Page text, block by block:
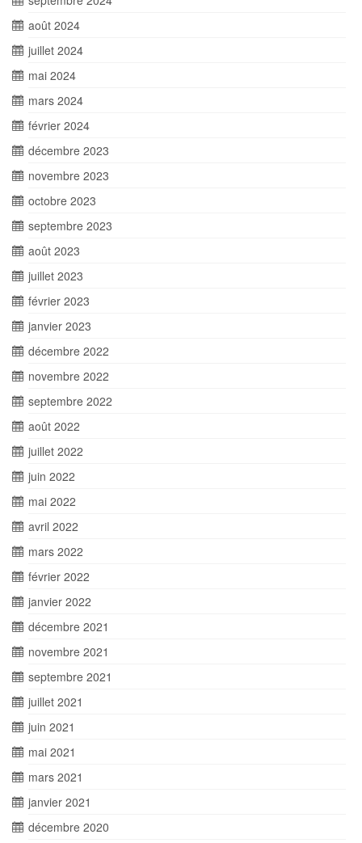
août 2024
juillet 2024
mai 2024
mars 2024
février 2024
décembre 2023
novembre 2023
octobre 2023
septembre 2023
août 2023
juillet 2023
février 2023
janvier 2023
décembre 2022
novembre 2022
septembre 2022
août 2022
juillet 2022
juin 2022
mai 2022
avril 2022
mars 2022
février 2022
janvier 2022
décembre 2021
novembre 2021
septembre 2021
juillet 2021
juin 2021
mai 2021
mars 2021
janvier 2021
décembre 2020